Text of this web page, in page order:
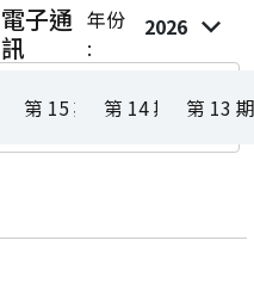
電子通
訊
年份
:
2026
第 15 期 - 2026 年 5 - 6 月
第 14 期 - 2026
第 13